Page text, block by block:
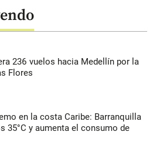
236 vuelos hacia Medellín por la
Flores
en la costa Caribe: Barranquilla
35°C y aumenta el consumo de